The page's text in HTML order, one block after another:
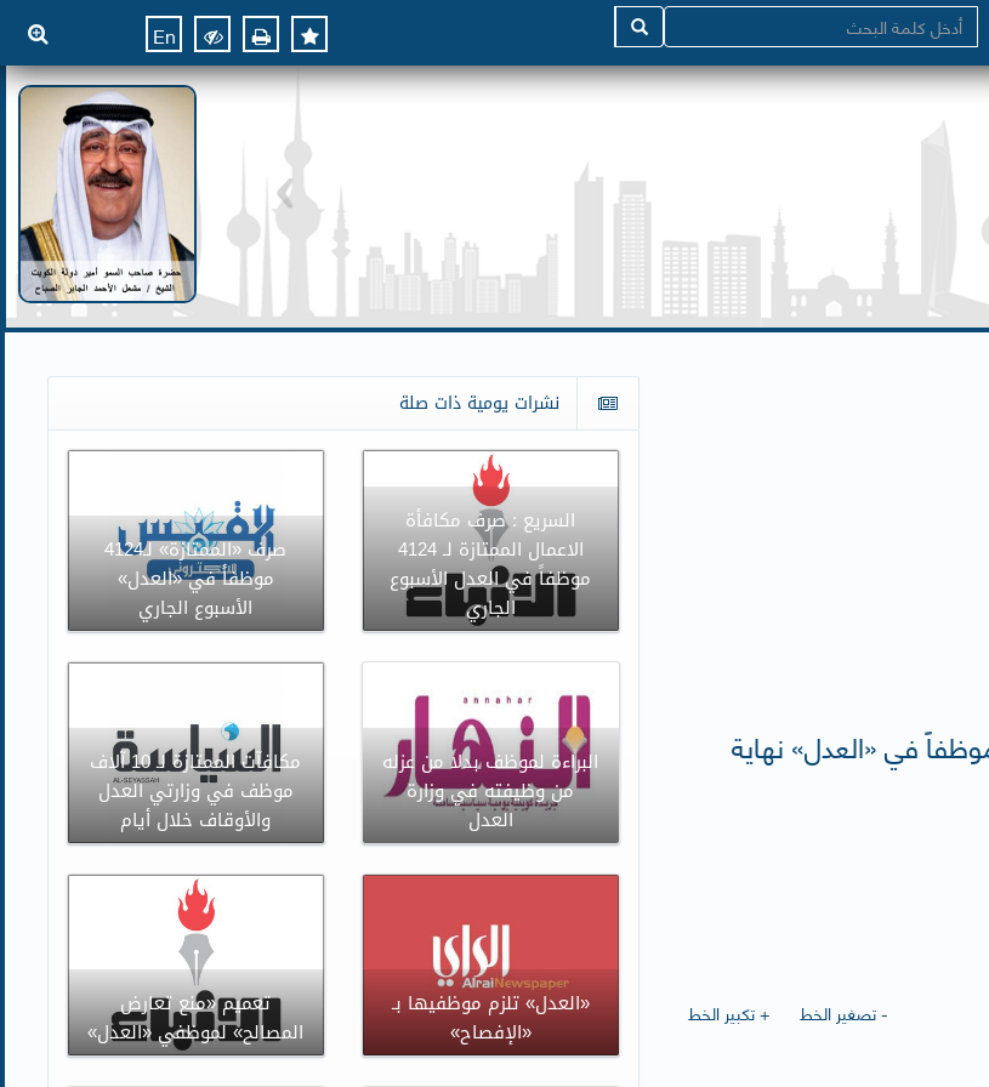
En
الجريدة : صرف «الممتازة» لـ4124 موظفاً في «العدل» نهاية
+ تكبير الخط
- تصغير الخط
نشرات يومية ذات صلة
صرف «الممتازة» لـ4124
موظفاً في «العدل»
الأسبوع الجاري
السريع : صرف مكافأة
الاعمال الممتازة لـ 4124
موظفاً في العدل الأسبوع
الجاري
مكافآت الممتازة لـ 10 آلاف
موظف في وزارتي العدل
والأوقاف خلال أيام
البراءة لموظف بدلا من عزله
من وظيفته في وزارة
العدل
تعميم «منع تعارض
المصالح» لموظفي «العدل»
«العدل» تلزم موظفيها بـ
«الإفصاح»